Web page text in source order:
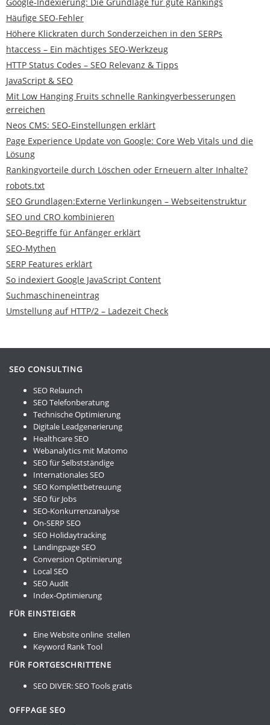
Häufige SEO-Fehler
Höhere Klickraten durch Sonderzeichen in den SERPs
htaccess – Ein mächtiges SEO-Werkzeug
HTTP Status Codes – SEO Relevanz & Tipps
JavaScript & SEO
Mit Low Hanging Fruits schnelle Rankingverbesserungen
erreichen
Neos CMS: SEO-Einstellungen erklärt
Page Experience Update von Google: Core Web Vitals und die
Lösung
Rankingvorteile durch Löschen oder Erneuern alter Inhalte?
robots.txt
SEO Grundlagen:Externe Verlinkungen – Webseitenstruktur
SEO und CRO kombinieren
SEO-Begriffe für Anfänger erklärt
SEO-Mythen
SERP Features erklärt
So indexiert Google JavaScript Content
Suchmaschineneintrag
Umstellung auf HTTP/2 – Ladezeit Check
SEO CONSULTING
SEO Relaunch
SEO Telefonberatung
Technische Optimierung
Digitale Leadgenerierung
Healthcare SEO
Webanalytics mit Matomo
SEO für Selbstständige
Internationales SEO
SEO Komplettbetreuung
SEO für Jobs
SEO-Konkurrenzanalyse
On-SERP SEO
SEO Holidaytracking
Landingpage SEO
Conversion Optimierung
Local SEO
SEO Audit
Index-Optimierung
FÜR EINSTEIGER
Eine Website online stellen
Keyword Rank Tool
FÜR FORTGESCHRITTENE
SEO DIVER:SEO Tools gratis
OFFPAGE SEO